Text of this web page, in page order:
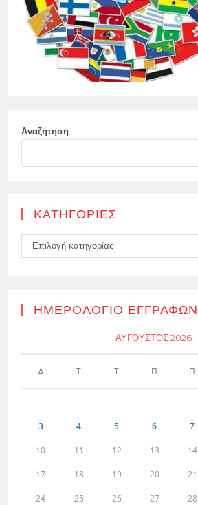
Αναζήτηση
KΑΤΗΓΟΡΊΕΣ
Kατηγορίες
Επιλογή κατηγορίας
ΗΜΕΡΟΛΌΓΙΟ ΕΓΓΡΑΦΏΝ
ΑΎΓΟΥΣΤΟΣ 2026
Δ Τ Τ Π Π
3 4 5 6 7
10 11 12 13 14
17 18 19 20 21
24 25 26 27 28